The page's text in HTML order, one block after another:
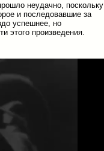
неудачно, поскольку
и последовавшие за
успешнее, но
этого произведения.